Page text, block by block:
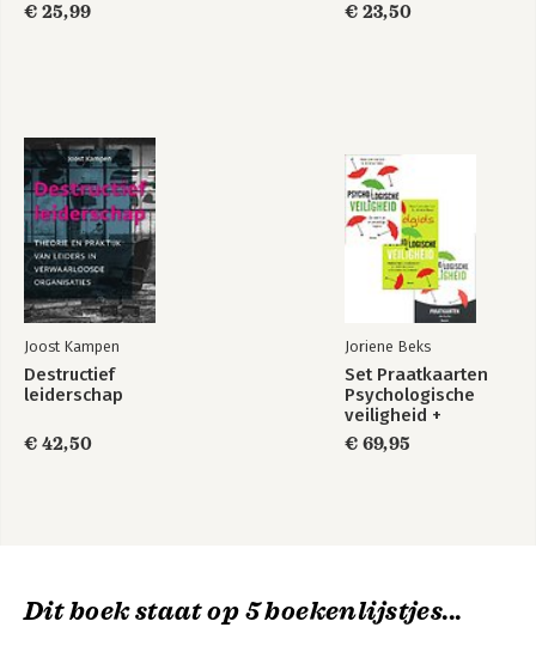
€ 25,99
€ 23,50
Joost Kampen
Destructief
leiderschap
€ 42,50
Joriene Beks
Set Praatkaarten
Psychologische
veiligheid +
Psychologische
veiligheid +
€ 69,95
Dit boek staat op 5 boekenlijstjes...